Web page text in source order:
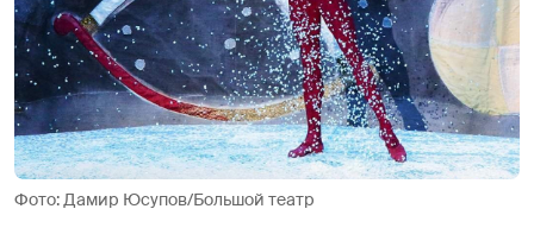
Фото: Дамир Юсупов/Большой театр